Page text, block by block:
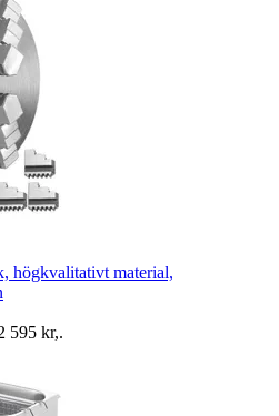
högkvalitativt material,
595 kr,.